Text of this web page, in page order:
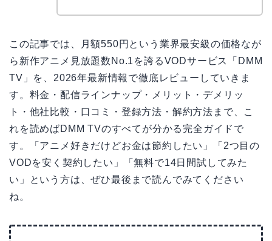
この記事では、月額550円という業界最安級の価格なが
ら新作アニメ見放題数No.1を誇るVODサービス「DMM
TV」を、2026年最新情報で徹底レビューしていきま
す。料金・配信ラインナップ・メリット・デメリッ
ト・他社比較・口コミ・登録方法・解約方法まで、こ
れを読めばDMM TVのすべてが分かる完全ガイドで
す。「アニメ好きだけどお金は節約したい」「2つ目の
VODを安く契約したい」「無料で14日間試してみた
い」という方は、ぜひ最後まで読んでみてください
ね。